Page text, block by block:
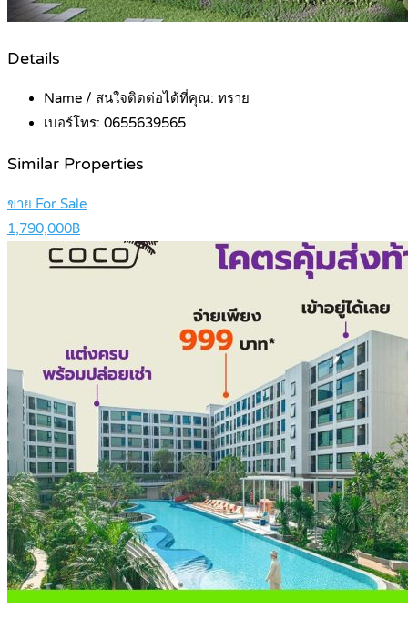
Details
Name / สนใจติดต่อได้ที่คุณ: ทราย
เบอร์โทร: 0655639565
Similar Properties
ขาย For Sale
1,790,000฿